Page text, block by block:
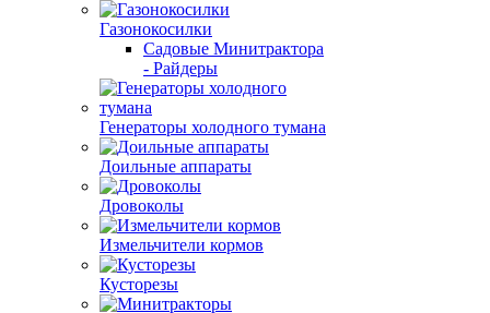
Газонокосилки
Садовые Минитрактора
- Райдеры
Генераторы холодного тумана
Доильные аппараты
Дровоколы
Измельчители кормов
Кусторезы